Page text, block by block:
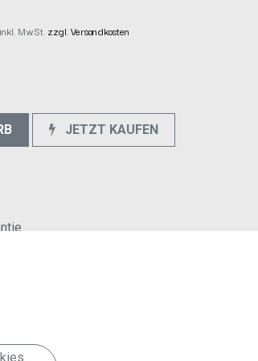
MwSt. zzgl. Versandkosten
JETZT KAUFEN